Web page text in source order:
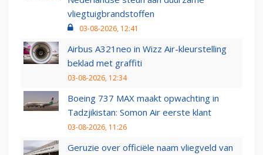
vliegtuigbrandstoffen
03-08-2026, 12:41
Airbus A321neo in Wizz Air-kleurstelling
beklad met graffiti
03-08-2026, 12:34
Boeing 737 MAX maakt opwachting in
Tadzjikistan: Somon Air eerste klant
03-08-2026, 11:26
Geruzie over officiële naam vliegveld van